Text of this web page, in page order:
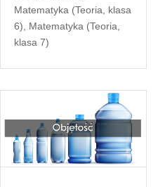
Matematyka (Teoria, klasa
6)
Matematyka (Teoria,
klasa 7)